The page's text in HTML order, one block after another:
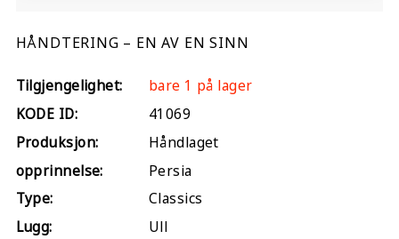
HÅNDTERING – EN AV EN SINN
Tilgjengelighet:
bare 1 på lager
KODE ID:
41069
Produksjon:
Håndlaget
opprinnelse:
Persia
Type:
Classics
Lugg:
Ull